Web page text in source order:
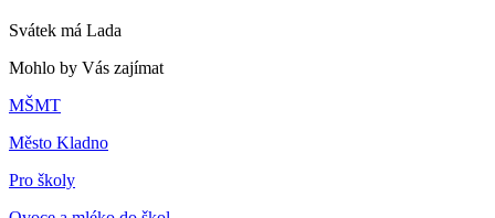
Svátek má Lada
Mohlo by Vás zajímat
MŠMT
Město Kladno
Pro školy